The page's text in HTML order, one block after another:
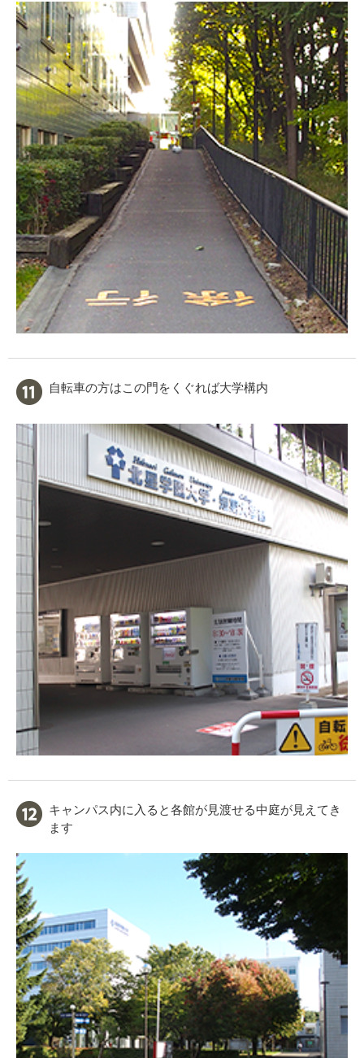
自転車の方はこの門をくぐれば大学構内
キャンパス内に入ると各館が見渡せる中庭が見えてき
ます